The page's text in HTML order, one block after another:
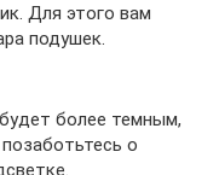
Для этого вам
подушек.
более темным,
о